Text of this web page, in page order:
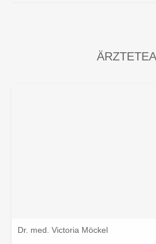
Dr. med. Victoria Möckel